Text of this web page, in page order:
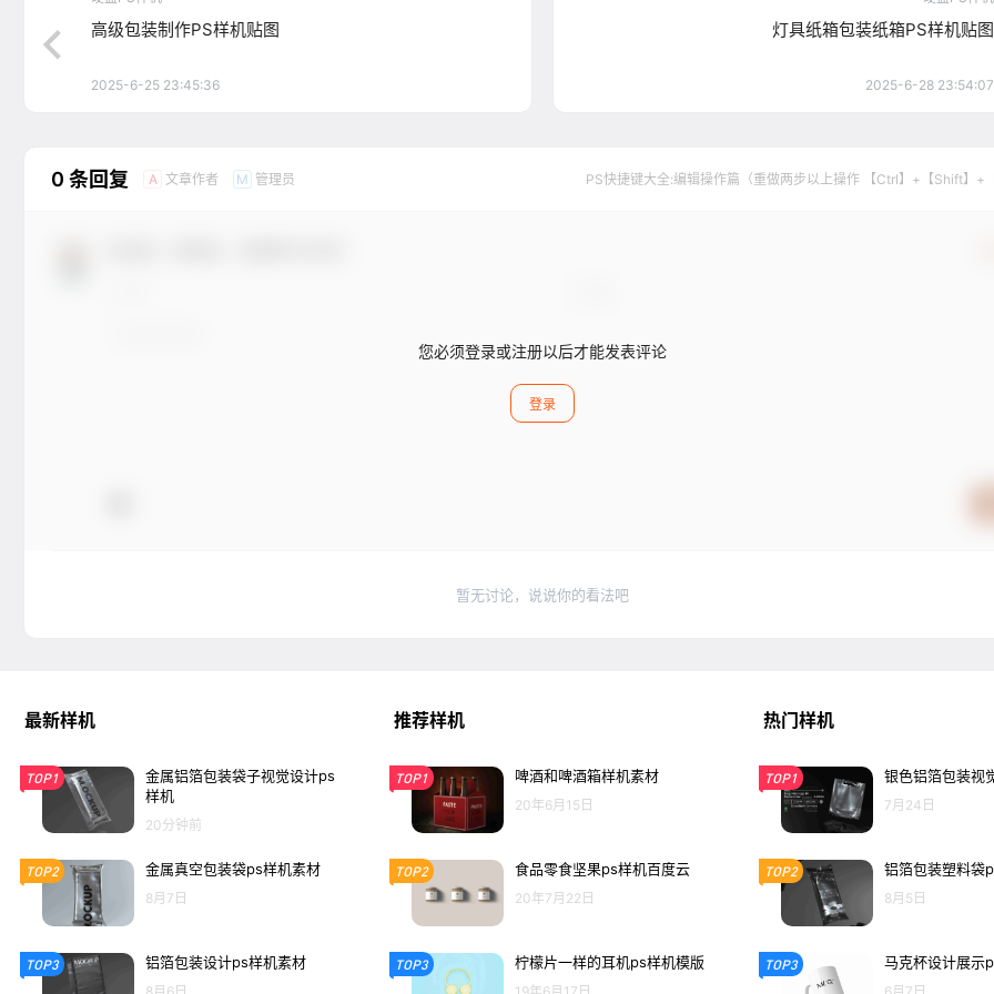
高级包装制作PS样机贴图
2025-6-25 23:45:36
灯具纸箱包装纸箱PS样机贴图
2025-6-28 23:54:07
0 条回复 A 文章作者 M 管理员 PS快捷键大全:编辑操作篇（重做两步以上操作 【Ctrl】+【Shift】+
您必须登录或注册以后才能发表评论
登录
暂无讨论，说说你的看法吧
最新样机
TOP1
金属铝箔包装袋子视觉设计ps
样机
20分钟前
TOP2 金属真空包装袋ps样机素材
8月7日
TOP3 铝箔包装设计ps样机素材
推荐样机
TOP1 啤酒和啤酒箱样机素材
20年6月15日
TOP2 食品零食坚果ps样机百度云
20年7月22日
TOP3 柠檬片一样的耳机ps样机模版
热门样机
TOP1 银色铝箔包装视
7月24日
TOP2 铝箔包装塑料袋
8月5日
TOP3 马克杯设计展示